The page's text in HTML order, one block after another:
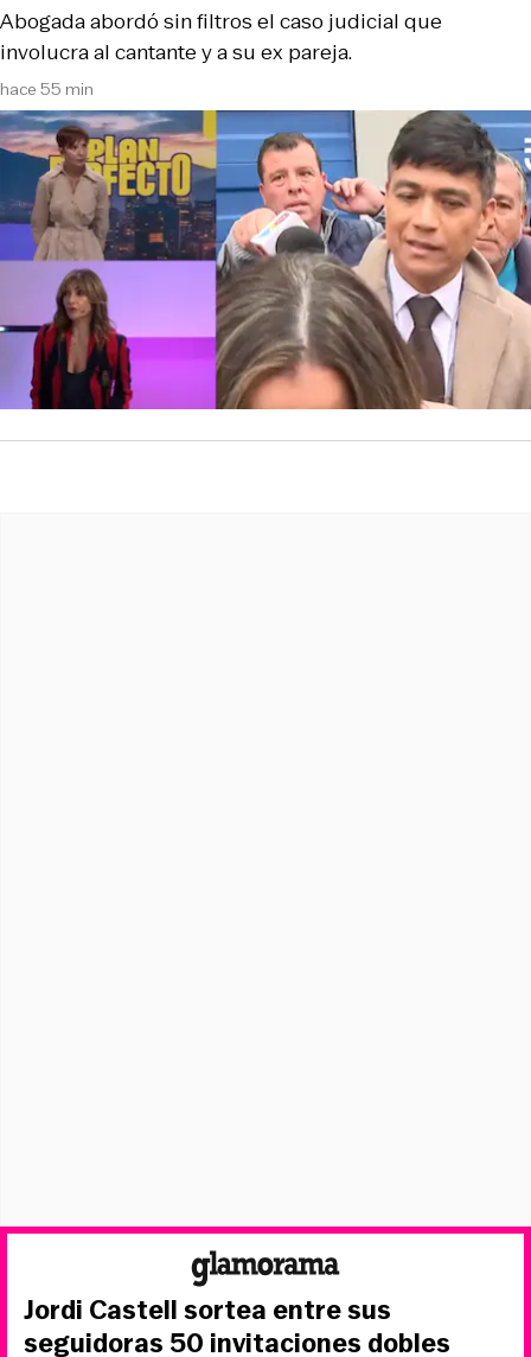
hace 55 min
Abogada abordó sin filtros el caso judicial que
involucra al cantante y a su ex pareja.
Jordi Castell sortea entre sus
seguidoras 50 invitaciones dobles